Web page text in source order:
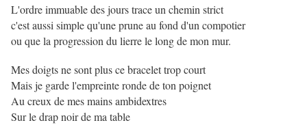
L'ordre immuable des jours trace un chemin strict
c'est aussi simple qu'une prune au fond d'un compotier
ou que la progression du lierre le long de mon mur.
Mes doigts ne sont plus ce bracelet trop court
Mais je garde l'empreinte ronde de ton poignet
Au creux de mes mains ambidextres
Sur le drap noir de ma table